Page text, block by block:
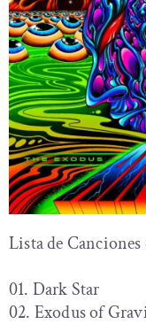
Lista de Canciones
01. Dark Star
02. Exodus of